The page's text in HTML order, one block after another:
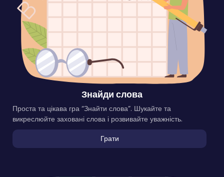
Знайди слова
Проста та цікава гра “Знайти слова”. Шукайте та
викреслюйте заховані слова і розвивайте уважність.
Грати